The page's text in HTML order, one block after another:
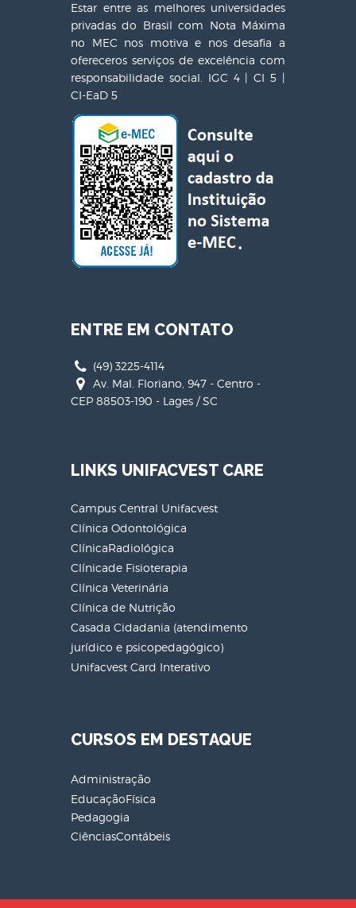
Estar entre as melhores universidades
privadas do Brasil com Nota Máxima
no MEC nos motiva e nos desafia a
ofereceros serviços de excelência com
responsabilidade social. IGC 4 | CI 5 |
CI-EaD 5
ENTRE EM CONTATO
(49) 3225-4114
Av. Mal. Floriano, 947 - Centro -
CEP 88503-190 - Lages / SC
LINKS UNIFACVEST CARE
Campus Central Unifacvest
Clínica Odontológica
ClínicaRadiológica
Clínicade Fisioterapia
Clínica Veterinária
Clínica de Nutrição
Casada Cidadania (atendimento
jurídico e psicopedagógico)
Unifacvest Card Interativo
CURSOS EM DESTAQUE
Administração
EducaçãoFísica
Pedagogia
CiênciasContábeis